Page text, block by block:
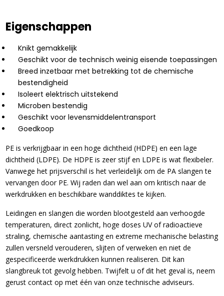
Eigenschappen
Knikt gemakkelijk
Geschikt voor de technisch weinig eisende toepassingen
Breed inzetbaar met betrekking tot de chemische
bestendigheid
Isoleert elektrisch uitstekend
Microben bestendig
Geschikt voor levensmiddelentransport
Goedkoop
PE is verkrijgbaar in een hoge dichtheid (HDPE) en een lage
dichtheid (LDPE). De HDPE is zeer stijf en LDPE is wat flexibeler.
Vanwege het prijsverschil is het verleidelijk om de PA slangen te
vervangen door PE. Wij raden dan wel aan om kritisch naar de
werkdrukken en beschikbare wanddiktes te kijken.
Leidingen en slangen die worden blootgesteld aan verhoogde
temperaturen, direct zonlicht, hoge doses UV of radioactieve
straling, chemische aantasting en extreme mechanische belasting
zullen versneld verouderen, slijten of verweken en niet de
gespecificeerde werkdrukken kunnen realiseren. Dit kan
slangbreuk tot gevolg hebben. Twijfelt u of dit het geval is, neem
gerust contact op met één van onze technische adviseurs.